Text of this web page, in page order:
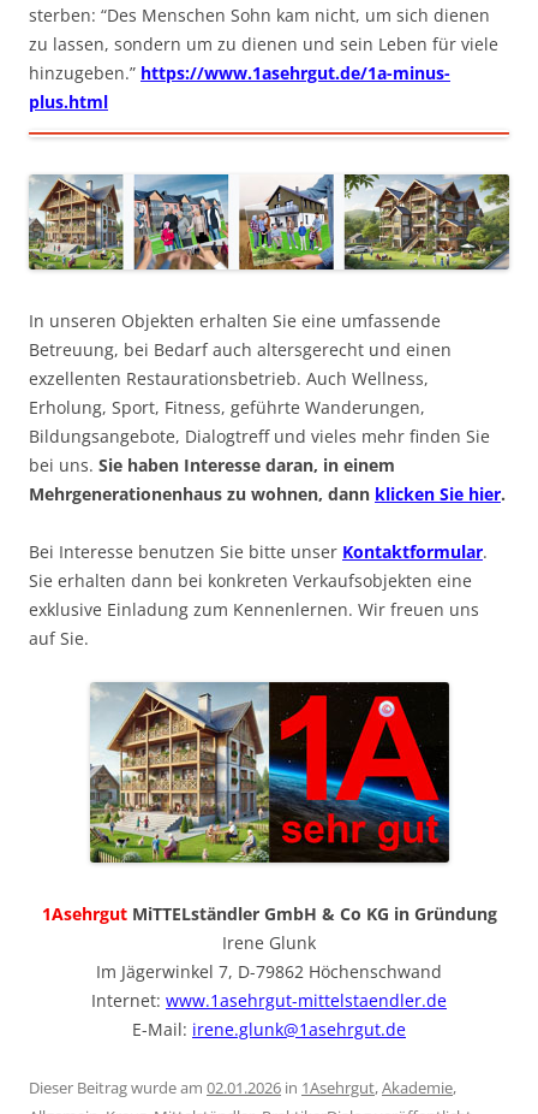
sterben: “Des Menschen Sohn kam nicht, um sich dienen
zu lassen, sondern um zu dienen und sein Leben für viele
hinzugeben.” https://www.1asehrgut.de/1a-minus-
plus.html
In unseren Objekten erhalten Sie eine umfassende
Betreuung, bei Bedarf auch altersgerecht und einen
exzellenten Restaurationsbetrieb. Auch Wellness,
Erholung, Sport, Fitness, geführte Wanderungen,
Bildungsangebote, Dialogtreff und vieles mehr finden Sie
bei uns. Sie haben Interesse daran, in einem
Mehrgenerationenhaus zu wohnen, dann klicken Sie hier.
Bei Interesse benutzen Sie bitte unser Kontaktformular.
Sie erhalten dann bei konkreten Verkaufsobjekten eine
exklusive Einladung zum Kennenlernen. Wir freuen uns
auf Sie.
1AsehrgutMiTTELständler GmbH & Co KG in Gründung
Irene Glunk
Im Jägerwinkel 7, D-79862 Höchenschwand
Internet: www.1asehrgut-mittelstaendler.de
E-Mail: irene.glunk@1asehrgut.de
Dieser Beitrag wurde am 02.01.2026 in 1Asehrgut,Akademie,